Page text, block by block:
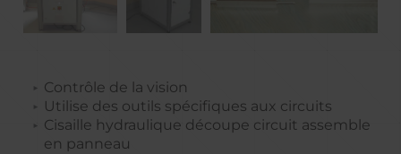
Contrôle de la vision
Utilise des outils spécifiques aux circuits
Cisaille hydraulique découpe circuit assemble
en panneau